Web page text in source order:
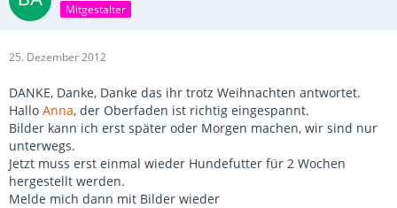
Mitgestalter
25. Dezember 2012
DANKE, Danke, Danke das ihr trotz Weihnachten antwortet.
Hallo Anna, der Oberfaden ist richtig eingespannt.
Bilder kann ich erst später oder Morgen machen, wir sind nur
unterwegs.
Jetzt muss erst einmal wieder Hundefutter für 2 Wochen
hergestellt werden.
Melde mich dann mit Bilder wieder